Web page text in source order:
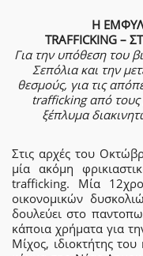
Η
TRAFFICKING –
Για την υπόθεση του
Σεπόλια και την
θεσμούς, για τις
trafficking από τους
ξέπλυμα
Στις αρχές του
μία ακόμη
trafficking. Μία
οικονομικών
δουλεύει στο
κάποια χρήματα για
Μίχος, ιδιοκτήτης